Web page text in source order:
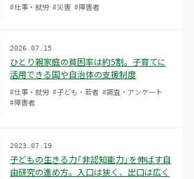
#仕事・就労 #災害 #障害者
ひとり親家庭の貧困率は約5割。子育てに
活用できる国や自治体の支援制度
2026.07.15
#仕事・就労 #子ども・若者 #調査・アンケート
#障害者
子どもの生きる力「非認知能力」を伸ばす自
由研究の進め方。入口は狭く、出口は広く
2023.07.19